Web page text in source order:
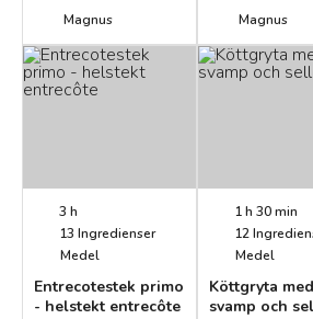
och inlagd svamp
Magnus Magnus
3 h
13 Ingredienser
Medel
Entrecotestek primo
- helstekt entrecôte
1 h 30 min
12
Medel
Köttgryta med
svamp och